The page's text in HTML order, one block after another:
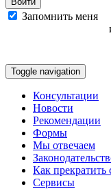
Запомнить меня
Toggle navigation
Консультации
Новости
Рекомендации
Формы
Мы отвечаем
Как прекратить
Сервисы